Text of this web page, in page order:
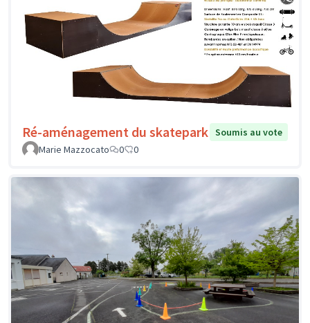
Ré-aménagement du skatepark Soumis au vote
Marie Mazzocato
0 0